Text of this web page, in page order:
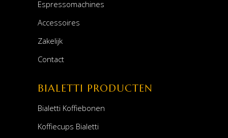
Espressomachines
Accessoires
Zakelijk
Contact
BIALETTI PRODUCTEN
Bialetti Koffiebonen
Koffiecups Bialetti